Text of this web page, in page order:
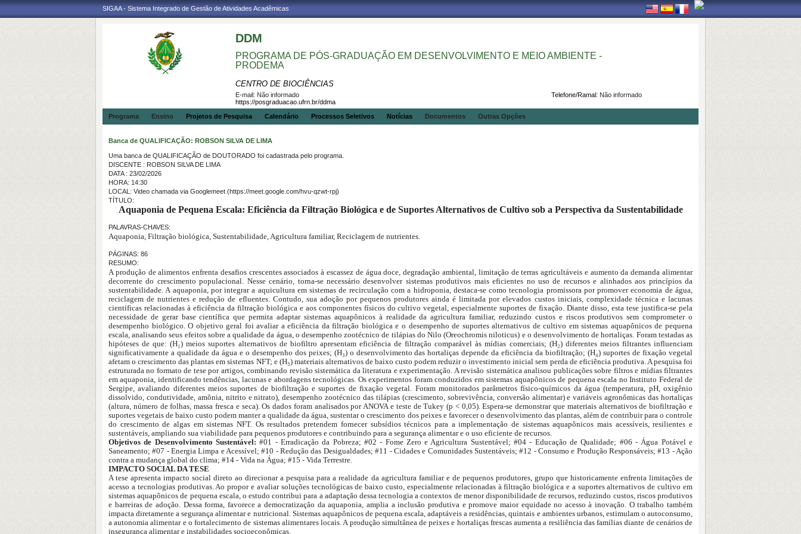
SIGAA - Sistema Integrado de Gestão de Atividades Acadêmicas
DDM
PROGRAMA DE PÓS-GRADUAÇÃO EM DESENVOLVIMENTO E MEIO AMBIENTE -
PRODEMA
CENTRO DE BIOCIÊNCIAS
Telefone/Ramal: Não informado
E-mail: Não informado
https://posgraduacao.ufrn.br/ddma
Programa
Ensino Projetos de Pesquisa Calendário Processos Seletivos Notícias Documentos Outras Opções
Banca de QUALIFICAÇÃO: ROBSON SILVA DE LIMA
Uma banca de QUALIFICAÇÃO de DOUTORADO foi cadastrada pelo programa.
DISCENTE : ROBSON SILVA DE LIMA
DATA : 23/02/2026
HORA: 14:30
LOCAL: Video chamada via Googlemeet (https://meet.google.com/hvu-qzwt-rpj)
TÍTULO:
Aquaponia de Pequena Escala: Eficiência da Filtração Biológica e de Suportes Alternativos de Cultivo sob a Perspectiva da Sustentabilidade
PALAVRAS-CHAVES:
Aquaponia, Filtração biológica, Sustentabilidade, Agricultura familiar, Reciclagem de nutrientes.
PÁGINAS: 86
RESUMO:
A produção de alimentos enfrenta desafios crescentes associados à escassez de água doce, degradação ambiental, limitação de terras agricultáveis e aumento da demanda alimentar
decorrente do crescimento populacional. Nesse cenário, torna-se necessário desenvolver sistemas produtivos mais eficientes no uso de recursos e alinhados aos princípios da
sustentabilidade. A aquaponia, por integrar a aquicultura em sistemas de recirculação com a hidroponia, destaca-se como tecnologia promissora por promover economia de água,
reciclagem de nutrientes e redução de efluentes. Contudo, sua adoção por pequenos produtores ainda é limitada por elevados custos iniciais, complexidade técnica e lacunas
científicas relacionadas à eficiência da filtração biológica e aos componentes físicos do cultivo vegetal, especialmente suportes de fixação. Diante disso, esta tese justifica-se pela
necessidade de gerar base científica que permita adaptar sistemas aquapônicos à realidade da agricultura familiar, reduzindo custos e riscos produtivos sem comprometer o
desempenho biológico. O objetivo geral foi avaliar a eficiência da filtração biológica e o desempenho de suportes alternativos de cultivo em sistemas aquapônicos de pequena
escala, analisando seus efeitos sobre a qualidade da água, o desempenho zootécnico de tilápias do Nilo (Oreochromis niloticus) e o desenvolvimento de hortaliças. Foram testadas as
hipóteses de que: (H₁) meios suportes alternativos de biofiltro apresentam eficiência de filtração comparável às mídias comerciais; (H₂) diferentes meios filtrantes influenciam
significativamente a qualidade da água e o desempenho dos peixes; (H₃) o desenvolvimento das hortaliças depende da eficiência da biofiltração; (H₄) suportes de fixação vegetal
afetam o crescimento das plantas em sistemas NFT; e (H₅) materiais alternativos de baixo custo podem reduzir o investimento inicial sem perda de eficiência produtiva. A pesquisa foi
estruturada no formato de tese por artigos, combinando revisão sistemática da literatura e experimentação. A revisão sistemática analisou publicações sobre filtros e mídias filtrantes
em aquaponia, identificando tendências, lacunas e abordagens tecnológicas. Os experimentos foram conduzidos em sistemas aquapônicos de pequena escala no Instituto Federal de
Sergipe, avaliando diferentes meios suportes de biofiltração e suportes de fixação vegetal. Foram monitorados parâmetros físico-químicos da água (temperatura, pH, oxigênio
dissolvido, condutividade, amônia, nitrito e nitrato), desempenho zootécnico das tilápias (crescimento, sobrevivência, conversão alimentar) e variáveis agronômicas das hortaliças
(altura, número de folhas, massa fresca e seca). Os dados foram analisados por ANOVA e teste de Tukey (p < 0,05). Espera-se demonstrar que materiais alternativos de biofiltração e
suportes vegetais de baixo custo podem manter a qualidade da água, sustentar o crescimento dos peixes e favorecer o desenvolvimento das plantas, além de contribuir para o controle
do crescimento de algas em sistemas NFT. Os resultados pretendem fornecer subsídios técnicos para a implementação de sistemas aquapônicos mais acessíveis, resilientes e
sustentáveis, ampliando sua viabilidade para pequenos produtores e contribuindo para a segurança alimentar e o uso eficiente de recursos.
Objetivos de Desenvolvimento Sustentável: #01 - Erradicação da Pobreza; #02 - Fome Zero e Agricultura Sustentável; #04 - Educação de Qualidade; #06 - Água Potável e
Saneamento; #07 - Energia Limpa e Acessível; #10 - Redução das Desigualdades; #11 - Cidades e Comunidades Sustentáveis; #12 - Consumo e Produção Responsáveis; #13 - Ação
contra a mudança global do clima; #14 - Vida na Água; #15 - Vida Terrestre.
IMPACTO SOCIAL DA TESE
A tese apresenta impacto social direto ao direcionar a pesquisa para a realidade da agricultura familiar e de pequenos produtores, grupo que historicamente enfrenta limitações de
acesso a tecnologias produtivas. Ao propor e avaliar soluções tecnológicas de baixo custo, especialmente relacionadas à filtração biológica e a suportes alternativos de cultivo em
sistemas aquapônicos de pequena escala, o estudo contribui para a adaptação dessa tecnologia a contextos de menor disponibilidade de recursos, reduzindo custos, riscos produtivos
e barreiras de adoção. Dessa forma, favorece a democratização da aquaponia, amplia a inclusão produtiva e promove maior equidade no acesso à inovação. O trabalho também
impacta diretamente a segurança alimentar e nutricional. Sistemas aquapônicos de pequena escala, adaptáveis a residências, quintais e ambientes urbanos, estimulam o autoconsumo,
a autonomia alimentar e o fortalecimento de sistemas alimentares locais. A produção simultânea de peixes e hortaliças frescas aumenta a resiliência das famílias diante de cenários de
insegurança alimentar e instabilidades socioeconômicas.